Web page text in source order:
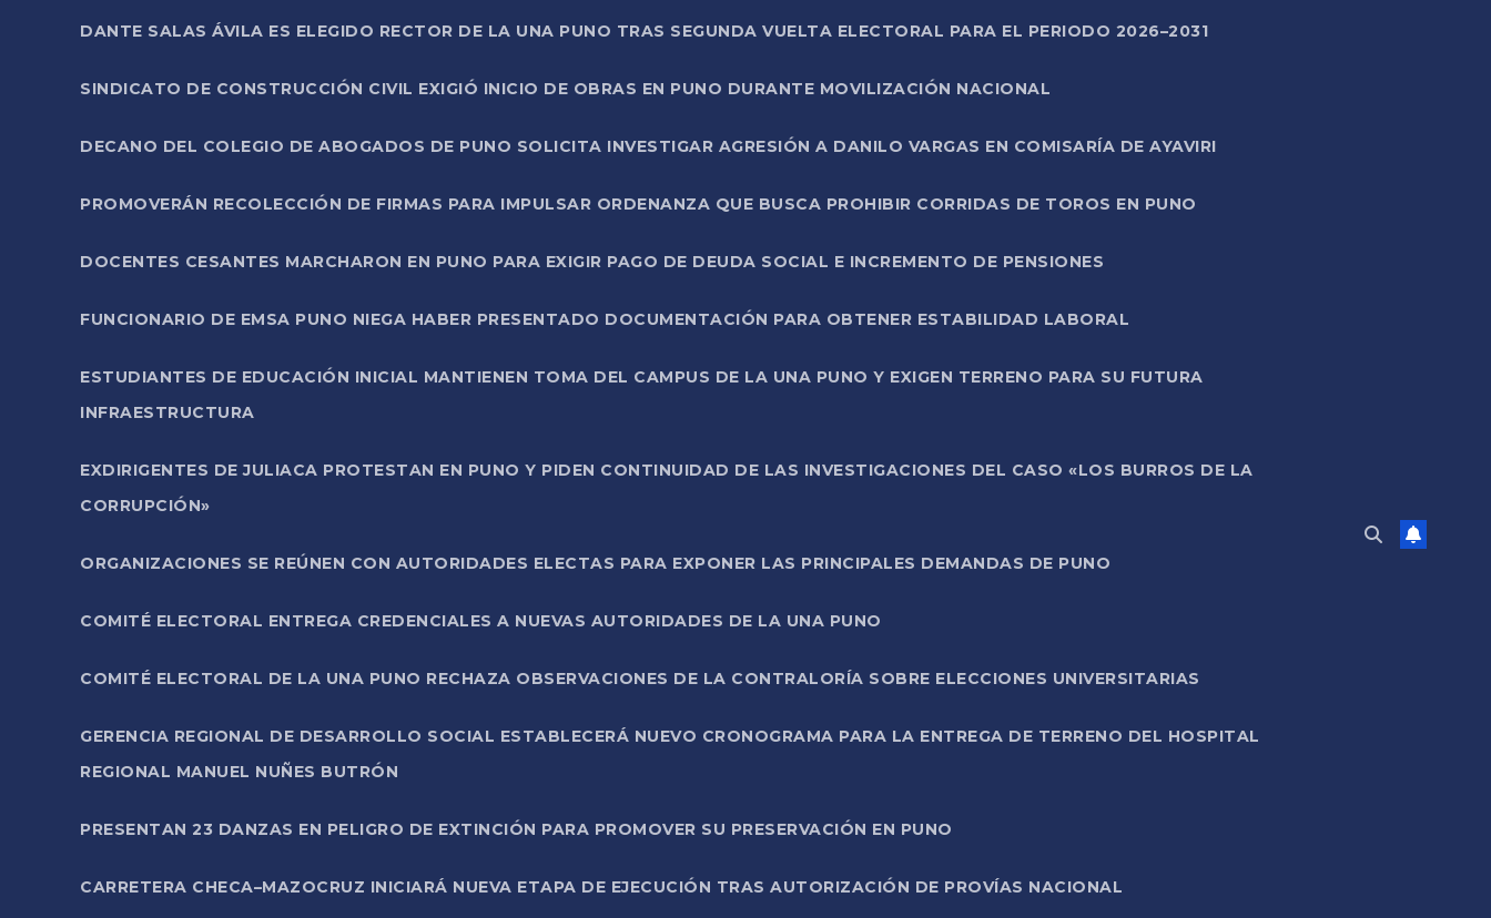
DANTE SALAS ÁVILA ES ELEGIDO RECTOR DE LA UNA PUNO TRAS SEGUNDA VUELTA ELECTORAL PARA EL PERIODO 2026–2031
SINDICATO DE CONSTRUCCIÓN CIVIL EXIGIÓ INICIO DE OBRAS EN PUNO DURANTE MOVILIZACIÓN NACIONAL
DECANO DEL COLEGIO DE ABOGADOS DE PUNO SOLICITA INVESTIGAR AGRESIÓN A DANILO VARGAS EN COMISARÍA DE AYAVIRI
PROMOVERÁN RECOLECCIÓN DE FIRMAS PARA IMPULSAR ORDENANZA QUE BUSCA PROHIBIR CORRIDAS DE TOROS EN PUNO
DOCENTES CESANTES MARCHARON EN PUNO PARA EXIGIR PAGO DE DEUDA SOCIAL E INCREMENTO DE PENSIONES
FUNCIONARIO DE EMSA PUNO NIEGA HABER PRESENTADO DOCUMENTACIÓN PARA OBTENER ESTABILIDAD LABORAL
ESTUDIANTES DE EDUCACIÓN INICIAL MANTIENEN TOMA DEL CAMPUS DE LA UNA PUNO Y EXIGEN TERRENO PARA SU FUTURA
INFRAESTRUCTURA
EXDIRIGENTES DE JULIACA PROTESTAN EN PUNO Y PIDEN CONTINUIDAD DE LAS INVESTIGACIONES DEL CASO «LOS BURROS DE LA
CORRUPCIÓN»
ORGANIZACIONES SE REÚNEN CON AUTORIDADES ELECTAS PARA EXPONER LAS PRINCIPALES DEMANDAS DE PUNO
COMITÉ ELECTORAL ENTREGA CREDENCIALES A NUEVAS AUTORIDADES DE LA UNA PUNO
COMITÉ ELECTORAL DE LA UNA PUNO RECHAZA OBSERVACIONES DE LA CONTRALORÍA SOBRE ELECCIONES UNIVERSITARIAS
GERENCIA REGIONAL DE DESARROLLO SOCIAL ESTABLECERÁ NUEVO CRONOGRAMA PARA LA ENTREGA DE TERRENO DEL HOSPITAL
REGIONAL MANUEL NUÑES BUTRÓN
PRESENTAN 23 DANZAS EN PELIGRO DE EXTINCIÓN PARA PROMOVER SU PRESERVACIÓN EN PUNO
CARRETERA CHECA–MAZOCRUZ INICIARÁ NUEVA ETAPA DE EJECUCIÓN TRAS AUTORIZACIÓN DE PROVÍAS NACIONAL